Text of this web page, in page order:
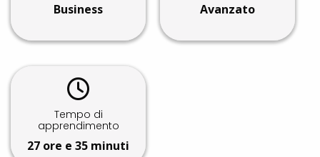
Business Avanzato
Tempo di
apprendimento
27 ore e 35 minuti